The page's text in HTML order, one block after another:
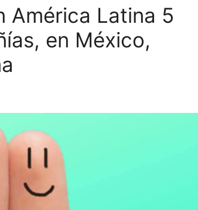
América Latina 5
en México,